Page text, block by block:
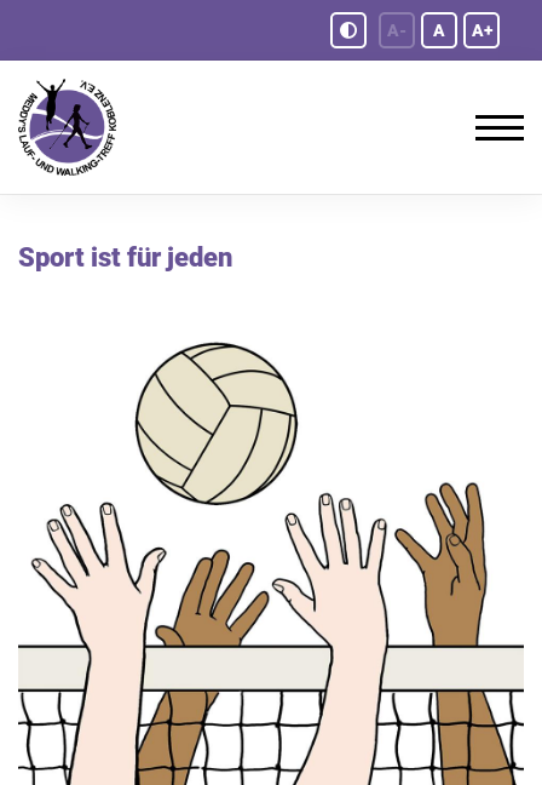
A- A A+
Sport ist für jeden